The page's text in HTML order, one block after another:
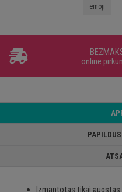
emoji
online
Izmantotas tikai augstas